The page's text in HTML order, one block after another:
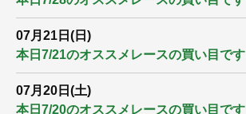
07月21日(日)
本日7/21のオススメレースの買い目です
07月20日(土)
本日7/20のオススメレースの買い目です